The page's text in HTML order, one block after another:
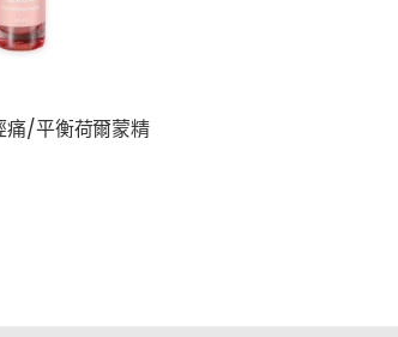
痛/平衡荷爾蒙精